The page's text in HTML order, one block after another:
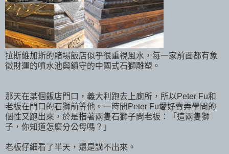
拉斯維加斯的賭場飯店似乎很重視風水，每一家前面都有象
徵財運的噴水池與鎮守的中國式石獅雕塑。
那天在某個飯店門口，義大利跑去上廁所，所以Peter Fu和
老板在門口的石獅前等他。一時間Peter Fu愛好賣弄學問的
個性又跑出來，於是指著兩隻石獅子問老板：「這兩隻獅
子，你知道怎麼分公母嗎？」
老板仔細看了半天，還是講不出來。